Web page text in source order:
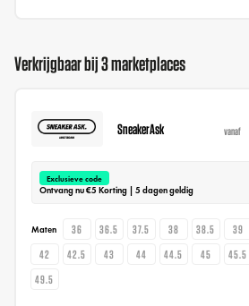
Verkrijgbaar bij 3 marketplaces
SneakerAsk vanaf
Exclusieve code
Ontvang nu €5 Korting | 5 dagen geldig
Maten 36 36.5 37.5 38 38.5 39
42
42.5 43 44 44.5 45 45.5
49.5